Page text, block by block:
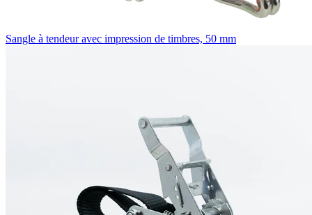
Sangle à tendeur avec impression de timbres, 50 mm